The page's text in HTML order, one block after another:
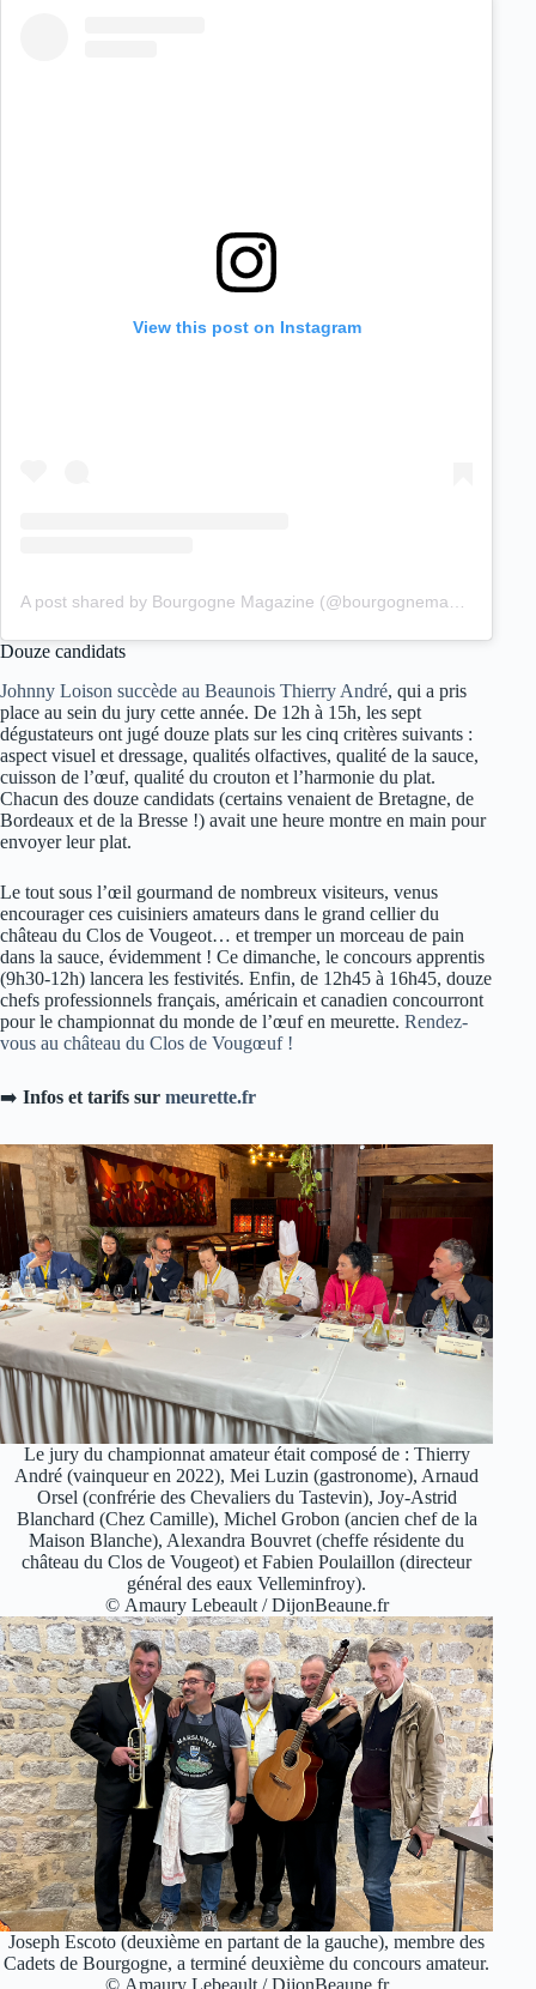
View this post on Instagram
A post shared by Bourgogne Magazine (@bourgognemagazine)
Douze candidats
Johnny Loison succède au Beaunois Thierry André, qui a pris
place au sein du jury cette année. De 12h à 15h, les sept
dégustateurs ont jugé douze plats sur les cinq critères suivants :
aspect visuel et dressage, qualités olfactives, qualité de la sauce,
cuisson de l’œuf, qualité du crouton et l’harmonie du plat.
Chacun des douze candidats (certains venaient de Bretagne, de
Bordeaux et de la Bresse !) avait une heure montre en main pour
envoyer leur plat.
Le tout sous l’œil gourmand de nombreux visiteurs, venus
encourager ces cuisiniers amateurs dans le grand cellier du
château du Clos de Vougeot… et tremper un morceau de pain
dans la sauce, évidemment ! Ce dimanche, le concours apprentis
(9h30-12h) lancera les festivités. Enfin, de 12h45 à 16h45, douze
chefs professionnels français, américain et canadien concourront
pour le championnat du monde de l’œuf en meurette. Rendez-
vous au château du Clos de Vougœuf !
➡️ Infos et tarifs sur meurette.fr
Le jury du championnat amateur était composé de : Thierry
André (vainqueur en 2022), Mei Luzin (gastronome), Arnaud
Orsel (confrérie des Chevaliers du Tastevin), Joy-Astrid
Blanchard (Chez Camille), Michel Grobon (ancien chef de la
Maison Blanche), Alexandra Bouvret (cheffe résidente du
château du Clos de Vougeot) et Fabien Poulaillon (directeur
général des eaux Velleminfroy).
© Amaury Lebeault / DijonBeaune.fr
Joseph Escoto (deuxième en partant de la gauche), membre des
Cadets de Bourgogne, a terminé deuxième du concours amateur.
© Amaury Lebeault / DijonBeaune.fr